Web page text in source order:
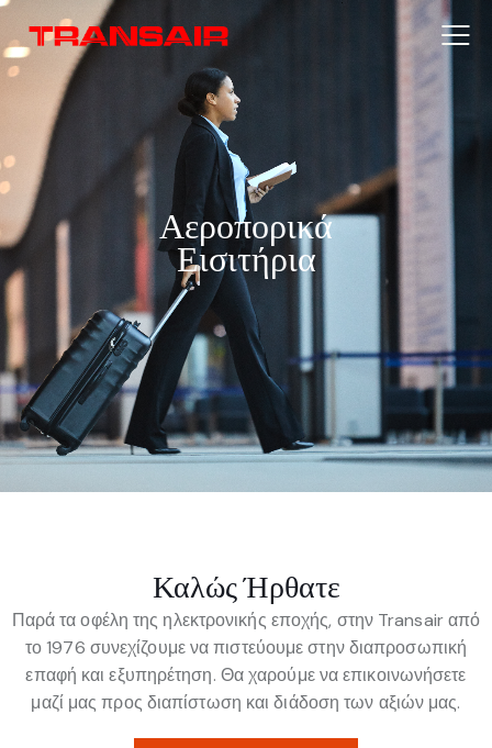
Αεροπορικά
Εισιτήρια
Καλώς Ήρθατε
Παρά τα οφέλη της ηλεκτρονικής εποχής, στην Transair από
το 1976 συνεχίζουμε να πιστεύουμε στην διαπροσωπική
επαφή και εξυπηρέτηση. Θα χαρούμε να επικοινωνήσετε
μαζί μας προς διαπίστωση και διάδοση των αξιών μας.